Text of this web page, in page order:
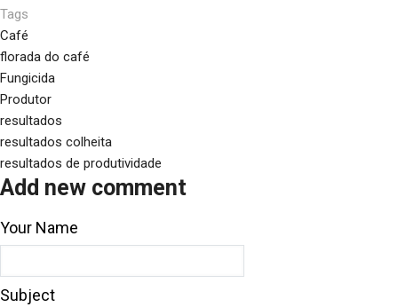
Tags
Café
florada do café
Fungicida
Produtor
resultados
resultados colheita
resultados de produtividade
Add new comment
Your Name
Subject